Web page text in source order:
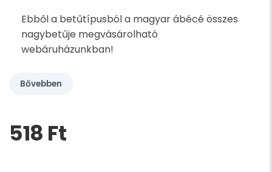
Ebből a betűtípusból a magyar ábécé összes
nagybetűje megvásárolható
webáruházunkban!
Bővebben
Kérem,
hagyja
518 Ft‎